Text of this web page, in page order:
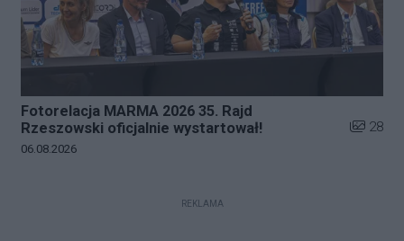
Fotorelacja MARMA 2026 35. Rajd
Rzeszowski oficjalnie wystartował!
Liczba
28
Data dodania galerii:
06.08.2026
REKLAMA